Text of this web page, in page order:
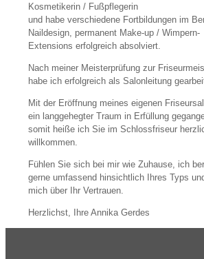
Kosmetikerin / Fußpflegerin
und habe verschiedene Fortbildungen im
Naildesign, permanent Make-up / Wimpern-
Extensions erfolgreich absolviert.
Nach meiner Meisterprüfung zur
habe ich erfolgreich als Salonleitung
Mit der Eröffnung meines eigenen
ein langgehegter Traum in Erfüllung
somit heiße ich Sie im Schlossfriseur
willkommen.
Fühlen Sie sich bei mir wie Zuhause, ich
gerne umfassend hinsichtlich Ihres Typs
mich über Ihr Vertrauen.
Herzlichst, Ihre Annika Gerdes